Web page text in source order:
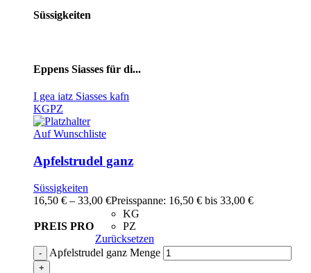
Süssigkeiten
Eppens Siasses für di...
I gea iatz Siasses kafn
KGPZ
Auf Wunschliste
Apfelstrudel ganz
Süssigkeiten
16,50 € – 33,00 €Preisspanne: 16,50 € bis 33,00 €
PREIS PRO
KG
PZ
Zurücksetzen
Apfelstrudel ganz Menge